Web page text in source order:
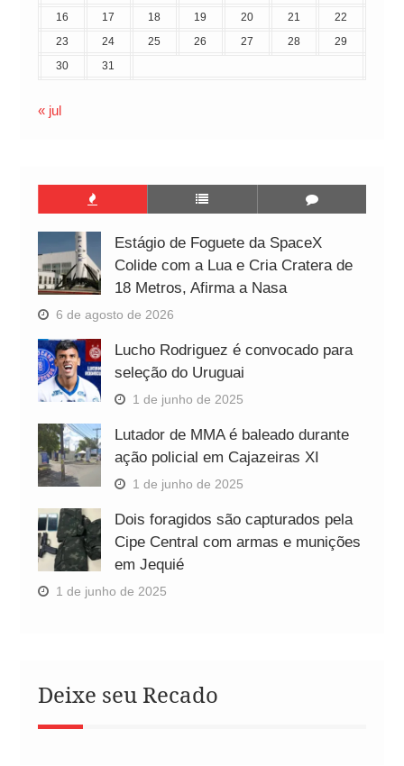
16
17 18 19 20 21
22
23
24 25 26 27 28
29
30
31
« jul
Estágio de Foguete da SpaceX
Colide com a Lua e Cria Cratera de
18 Metros, Afirma a Nasa
6 de agosto de 2026
Lucho Rodriguez é convocado para
seleção do Uruguai
1 de junho de 2025
Lutador de MMA é baleado durante
ação policial em Cajazeiras XI
1 de junho de 2025
Dois foragidos são capturados pela
Cipe Central com armas e munições
em Jequié
1 de junho de 2025
Deixe seu Recado